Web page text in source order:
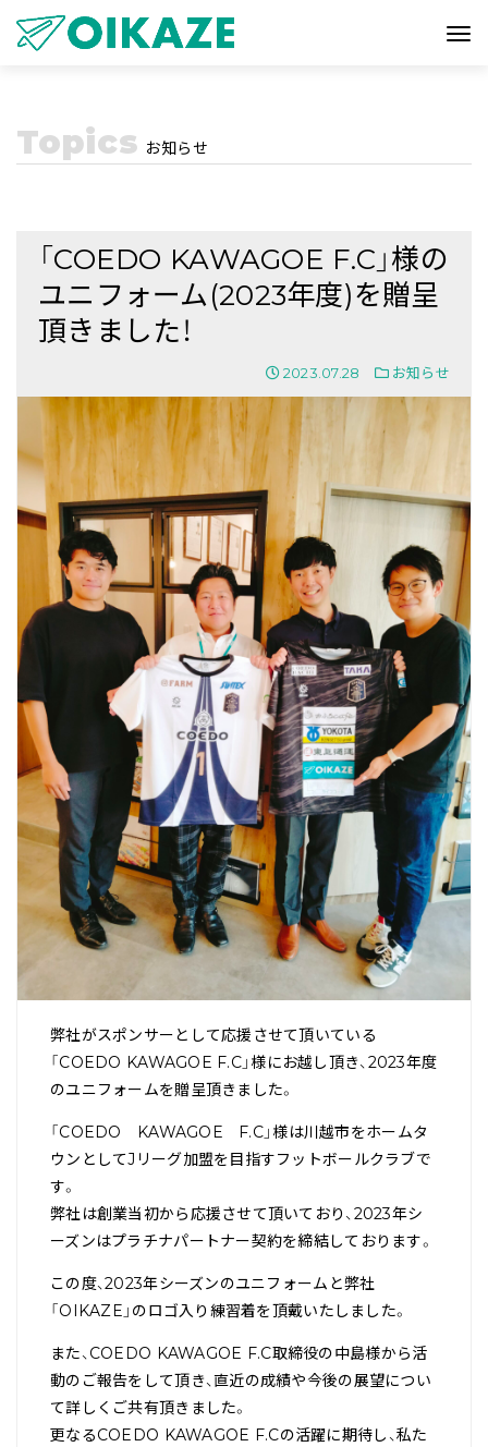
Topics お知らせ
「COEDO KAWAGOE F.C」様の
ユニフォーム(2023年度)を贈呈
頂きました！
2023.07.28 お知らせ
弊社がスポンサーとして応援させて頂いている
「COEDO KAWAGOE F.C」様にお越し頂き、2023年度
のユニフォームを贈呈頂きました。
「COEDO KAWAGOE F.C」様は川越市をホームタ
ウンとしてJリーグ加盟を目指すフットボールクラブで
す。
弊社は創業当初から応援させて頂いており、2023年シ
ーズンはプラチナパートナー契約を締結しております。
この度、2023年シーズンのユニフォームと弊社
「OIKAZE」のロゴ入り練習着を頂戴いたしました。
また、COEDO KAWAGOE F.C取締役の中島様から活
動のご報告をして頂き、直近の成績や今後の展望につい
て詳しくご共有頂きました。
更なるCOEDO KAWAGOE F.Cの活躍に期待し、私た